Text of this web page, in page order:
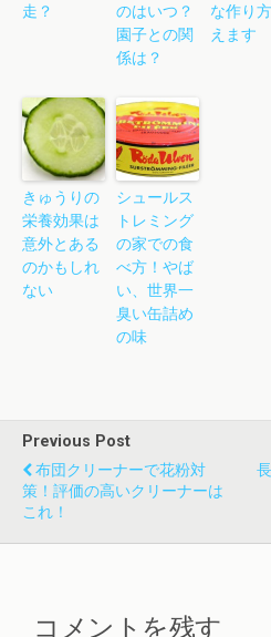
走？
のはいつ？
園子との関
係は？
な作り
えます
きゅうりの
栄養効果は
意外とある
のかもしれ
ない
シュールス
トレミング
の家での食
べ方！やば
い、世界一
臭い缶詰め
の味
Previous Post
布団クリーナーで花粉対
策！評価の高いクリーナーは
これ！
コメントを残す